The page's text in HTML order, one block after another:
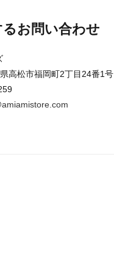
お問い合わせ
高松市福岡町2丁目24番1号